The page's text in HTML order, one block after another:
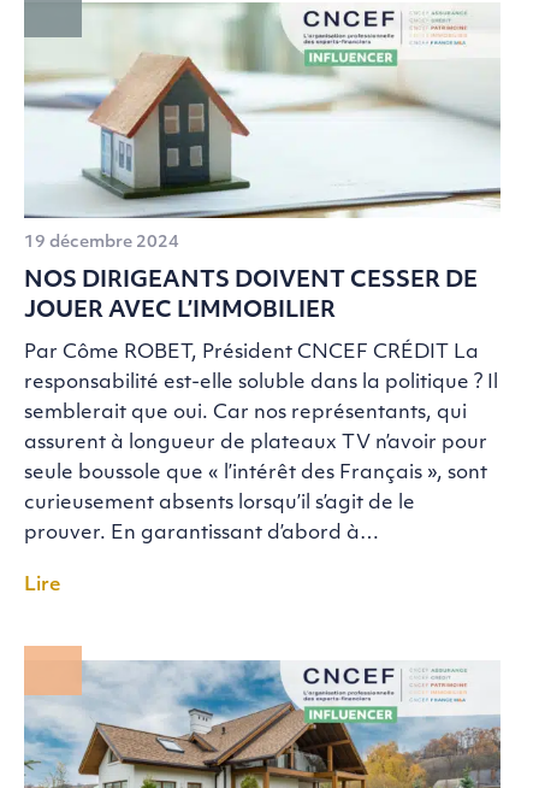
19 décembre 2024
NOS DIRIGEANTS DOIVENT CESSER DE
JOUER AVEC L’IMMOBILIER
Par Côme ROBET, Président CNCEF CRÉDIT La
responsabilité est-elle soluble dans la politique ? Il
semblerait que oui. Car nos représentants, qui
assurent à longueur de plateaux TV n’avoir pour
seule boussole que « l’intérêt des Français », sont
curieusement absents lorsqu’il s’agit de le
prouver. En garantissant d’abord à…
Lire